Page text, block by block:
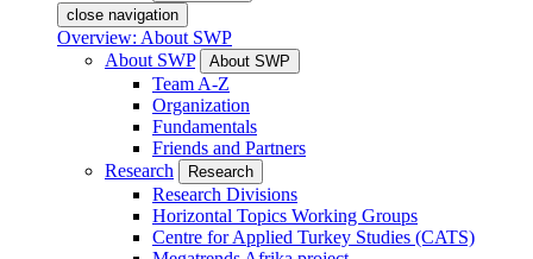
close navigation
Overview: About SWP
About SWP
About SWP
Team A-Z
Organization
Fundamentals
Friends and Partners
Research
Research
Research Divisions
Horizontal Topics Working Groups
Centre for Applied Turkey Studies (CATS)